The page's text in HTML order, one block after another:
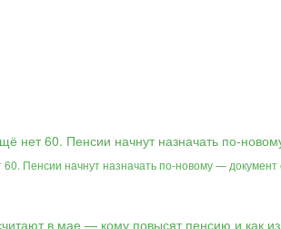
60. Пенсии начнут назначать по-новому —